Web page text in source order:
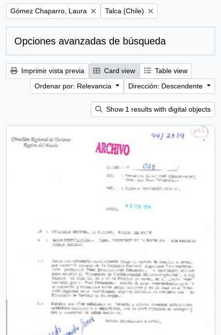
Remove filter:
Gómez Chaparro, Laura Remove filter:
Talca (Chile)
Opciones avanzadas de búsqueda
Imprimir vista previa Card view
Table view
Ordenar por: Relevancia
Dirección: Descendente
Show 1 results with digital objects